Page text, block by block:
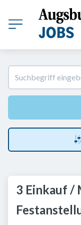
3 Einkauf